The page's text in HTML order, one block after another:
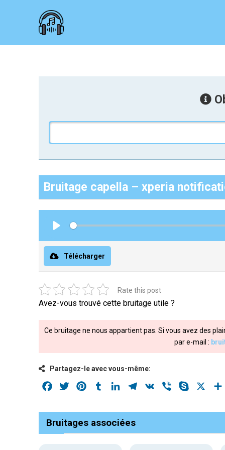
Bruitage capella – xperia
Télécharger
Rate this post
Avez-vous trouvé cette bruitage utile ?
Ce bruitage ne nous appartient pas. Si vous avez des
par e-mail :
Partagez-le avec vous-même:
Facebook
Twitter PinterestTumblrLinkedInTelegram
VK Viber Skype
Bruitages associées